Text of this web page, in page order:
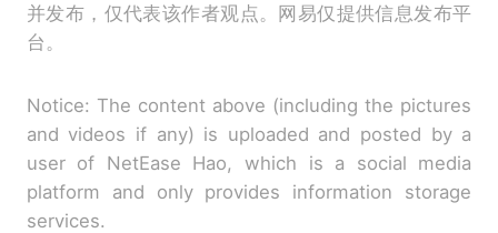
并发布，仅代表该作者观点。网易仅提供信息发布平
台。
Notice: The content above (including the pictures
and videos if any) is uploaded and posted by a
user of NetEase Hao, which is a social media
platform and only provides information storage
services.